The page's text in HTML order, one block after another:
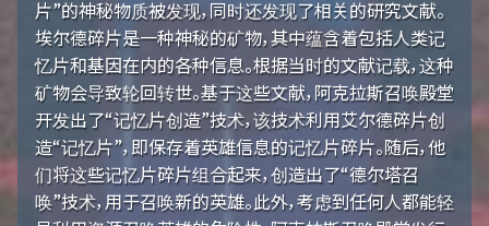
片”的神秘物质被发现，同时还发现了相关的研究文献。
埃尔德碎片是一种神秘的矿物，其中蕴含着包括人类记
忆片和基因在内的各种信息。根据当时的文献记载，这种
矿物会导致轮回转世。基于这些文献，阿克拉斯召唤殿堂
开发出了“记忆片创造”技术，该技术利用艾尔德碎片创
造“记忆片”，即保存着英雄信息的记忆片碎片。随后，他
们将这些记忆片碎片组合起来，创造出了“德尔塔召
唤”技术，用于召唤新的英雄。此外，考虑到任何人都能轻